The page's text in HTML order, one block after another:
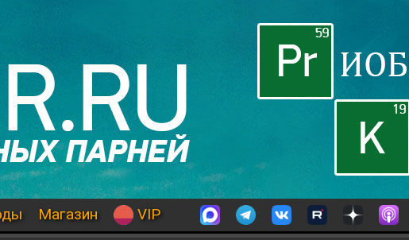
Магазин VIP